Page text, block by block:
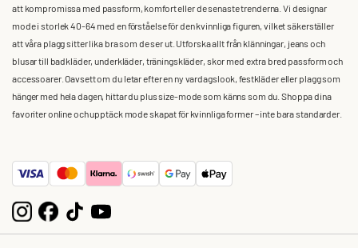
att kompromissa med passform, komfort eller de senaste trenderna. Vi designar
mode i storlek 40-64 med en förståelse för den kvinnliga figuren, vilket säkerställer
att våra plagg sitter lika bra som de ser ut. Utforska allt från klänningar, jeans och
blusar till badkläder, underkläder, träningskläder, skor med extra bred passform och
accessoarer. Oavsett om du letar efter en ny vardagslook, festkläder eller plagg som
hänger med hela dagen, hittar du plus size-mode som känns som du. Shoppa dina
favoriter online och upptäck mode skapat för kvinnliga former – inte bara standarder.